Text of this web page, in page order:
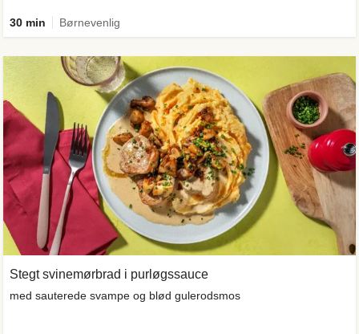
30 min Børnevenlig
Stegt svinemørbrad i purløgssauce
med sauterede svampe og blød gulerodsmos